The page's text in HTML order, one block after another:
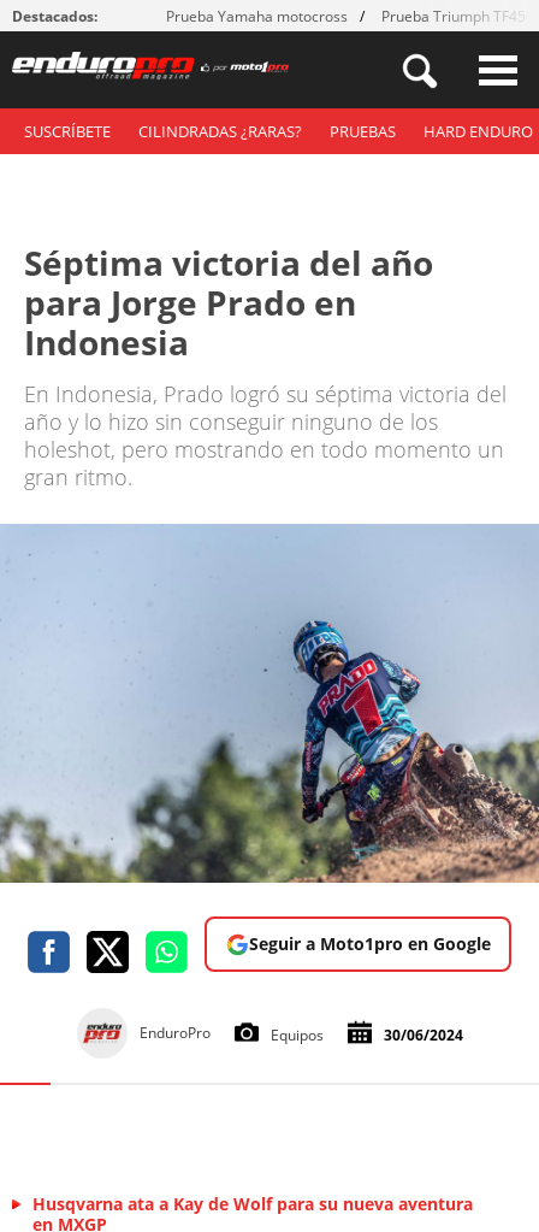
Destacados: Prueba Yamaha motocross Prueba Triumph
SUSCRÍBETE CILINDRADAS ¿RARAS? PRUEBAS HARD ENDURO
Séptima victoria del año
para Jorge Prado en
Indonesia
En Indonesia, Prado logró su séptima victoria del
año y lo hizo sin conseguir ninguno de los
holeshot, pero mostrando en todo momento un
gran ritmo.
Seguir a Moto1pro en Google
EnduroPro Equipos 30/06/2024
Husqvarna ata a Kay de Wolf para su nueva aventura
en MXGP